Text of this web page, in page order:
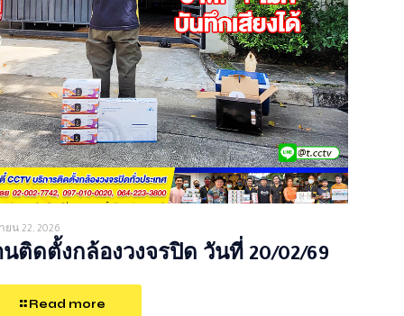
ยน 22, 2026
นติดตั้งกล้องวงจรปิด วันที่ 20/02/69
Read more